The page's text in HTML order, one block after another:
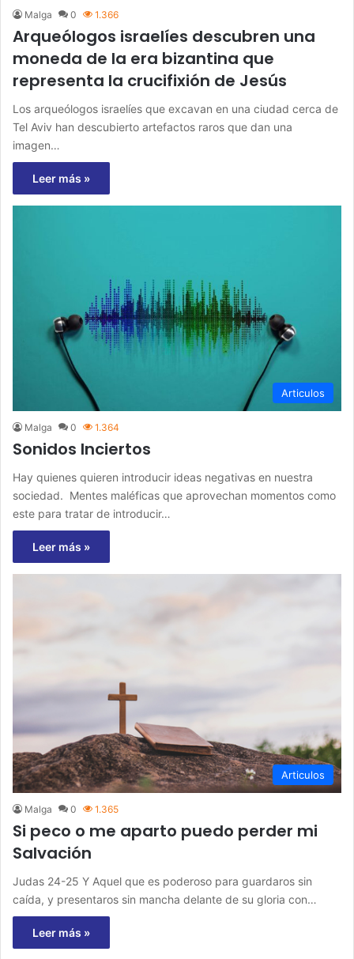
Malga 0 1.366
Arqueólogos israelíes descubren una
moneda de la era bizantina que
representa la crucifixión de Jesús
Los arqueólogos israelíes que excavan en una ciudad cerca de
Tel Aviv han descubierto artefactos raros que dan una
imagen…
Leer más »
Articulos
Malga 0 1.364
Sonidos Inciertos
Hay quienes quieren introducir ideas negativas en nuestra
sociedad. Mentes maléficas que aprovechan momentos como
este para tratar de introducir…
Leer más »
Articulos
Malga 0 1.365
Si peco o me aparto puedo perder mi
Salvación
Judas 24-25 Y Aquel que es poderoso para guardaros sin
caída, y presentaros sin mancha delante de su gloria con…
Leer más »